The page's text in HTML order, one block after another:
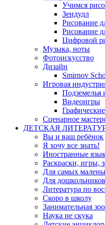
Учимся
Зендудл
Рисование
Рисование
Цифровой
Музыка, ноты
Фотоискусство
Дизайн
Smirnov
Игровая
Подземелья
Видеоигры
Сценарное
ДЕТСКАЯ
Вы и ваш ребёнок
Я хочу все знать!
Иностранные
Раскраски, игры,
Для самых
Для
Литература по
Скоро в школу
Занимательная
Наука не скука